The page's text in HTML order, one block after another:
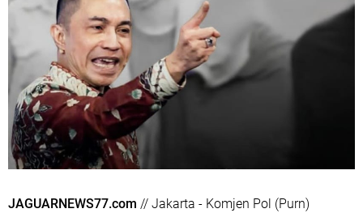
JAGUARNEWS77.com // Jakarta - Komjen Pol (Purn)